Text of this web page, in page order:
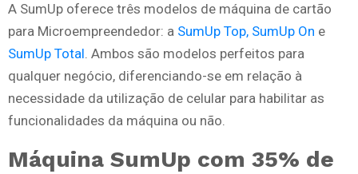
A SumUp oferece três modelos de máquina de cartão
para Microempreendedor: a SumUp Top, SumUp On e
SumUp Total. Ambos são modelos perfeitos para
qualquer negócio, diferenciando-se em relação à
necessidade da utilização de celular para habilitar as
funcionalidades da máquina ou não.
Máquina SumUp com 35% de